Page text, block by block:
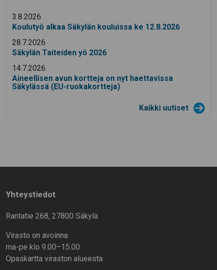
3.8.2026
Koulutyö alkaa Säkylän kouluissa ke 12.8.2026
28.7.2026
Säkylän Taiteiden yö 2026
14.7.2026
Aineellisen avun kortteja on nyt haettavissa
Säkylässä (EU-ruokakortteja)
Kaikki uutiset
Yhteystiedot
Rantatie 268, 27800 Säkylä
Virasto on avoinna
ma-pe klo 9.00–15.00
Opaskartta viraston alueesta